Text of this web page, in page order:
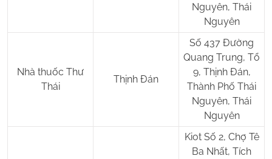
Nguyên, Thái
Nguyên
Nhà thuốc Thư
Thái
Thịnh Đán
Số 437 Đường
Quang Trung, Tổ
9, Thịnh Đán,
Thành Phố Thái
Nguyên, Thái
Nguyên
Kiot Số 2, Chợ Tê
Ba Nhất, Tích